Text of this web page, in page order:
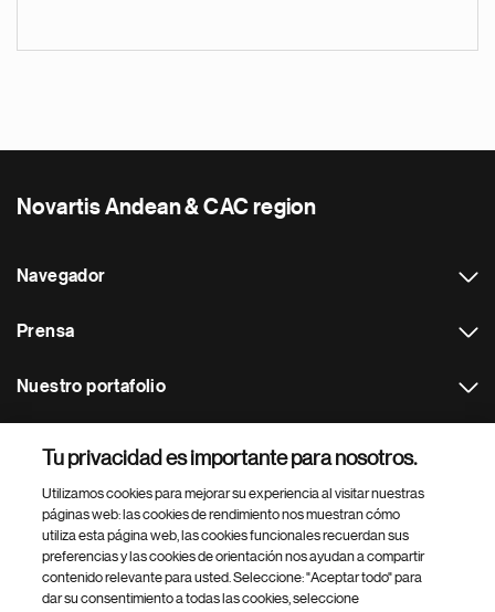
Novartis Andean & CAC region
Navegador
Prensa
Nuestro portafolio
Footer Site Search
Tu privacidad es importante para nosotros.
Utilizamos cookies para mejorar su experiencia al visitar nuestras
páginas web: las cookies de rendimiento nos muestran cómo
utiliza esta página web, las cookies funcionales recuerdan sus
preferencias y las cookies de orientación nos ayudan a compartir
contenido relevante para usted. Seleccione: "Aceptar todo" para
dar su consentimiento a todas las cookies, seleccione